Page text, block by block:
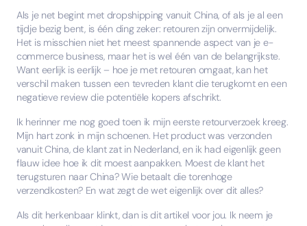
Als je net begint met dropshipping vanuit China, of als je al een
tijdje bezig bent, is één ding zeker: retouren zijn onvermijdelijk.
Het is misschien niet het meest spannende aspect van je e-
commerce business, maar het is wel één van de belangrijkste.
Want eerlijk is eerlijk – hoe je met retouren omgaat, kan het
verschil maken tussen een tevreden klant die terugkomt en een
negatieve review die potentiële kopers afschrikt.
Ik herinner me nog goed toen ik mijn eerste retourverzoek kreeg.
Mijn hart zonk in mijn schoenen. Het product was verzonden
vanuit China, de klant zat in Nederland, en ik had eigenlijk geen
flauw idee hoe ik dit moest aanpakken. Moest de klant het
terugsturen naar China? Wie betaalt die torenhoge
verzendkosten? En wat zegt de wet eigenlijk over dit alles?
Als dit herkenbaar klinkt, dan is dit artikel voor jou. Ik neem je